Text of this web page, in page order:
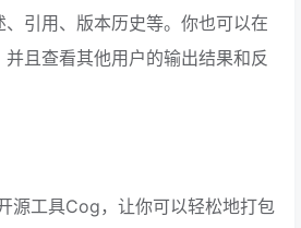
引用、版本历史等。你也可以在
且查看其他用户的输出结果和反
源工具Cog，让你可以轻松地打包